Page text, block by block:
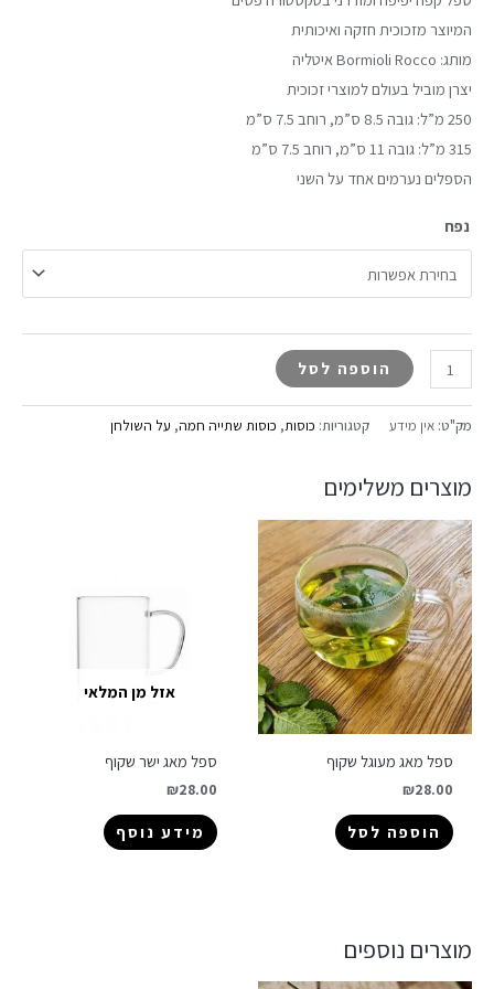
המיוצר מזכוכית חזקה ואיכותית
מותג: Bormioli Rocco איטליה
יצרן מוביל בעולם למוצרי זכוכית
250 מ”ל: גובה 8.5 ס”מ, רוחב 7.5 ס”מ
315 מ”ל: גובה 11 ס”מ, רוחב 7.5 ס”מ
הספלים נערמים אחד על השני
נפח
הוספה לסל
מק"ט: אין מידע קטגוריות: כוסות, כוסות שתייה חמה, על השולחן
מוצרים משלימים
ספל מאג מעוגל שקוף
₪28.00
הוספה לסל
אזל מן המלאי
ספל מאג ישר שקוף
₪28.00
מידע נוסף
מוצרים נוספים